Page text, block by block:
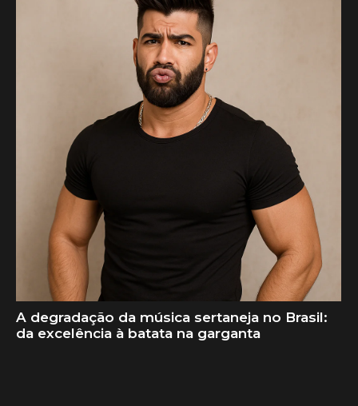
A degradação da música sertaneja no Brasil:
da excelência à batata na garganta